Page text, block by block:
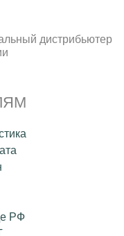
дистрибьютер
РФ